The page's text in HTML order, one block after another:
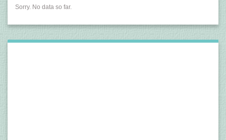
Sorry. No data so far.